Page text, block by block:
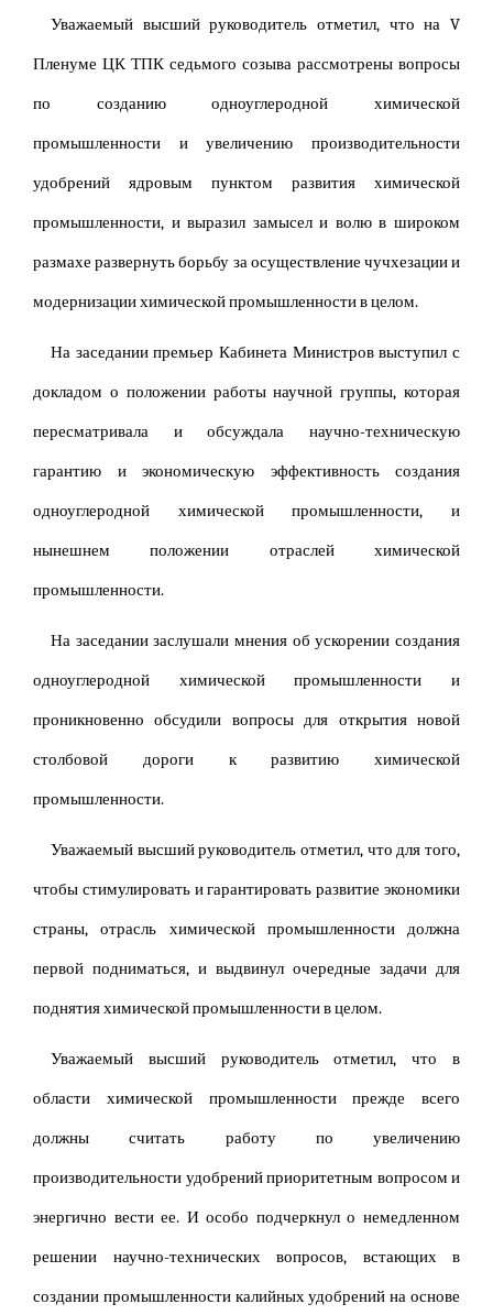
Уважаемый высший руководитель отметил, что на V
Пленуме ЦК ТПК седьмого созыва рассмотрены вопросы
по созданию одноуглеродной химической
промышленности и увеличению производительности
удобрений ядровым пунктом развития химической
промышленности, и выразил замысел и волю в широком
размахе развернуть борьбу за осуществление чучхезации и
модернизации химической промышленности в целом.
На заседании премьер Кабинета Министров выступил с
докладом о положении работы научной группы, которая
пересматривала и обсуждала научно-техническую
гарантию и экономическую эффективность создания
одноуглеродной химической промышленности, и
нынешнем положении отраслей химической
промышленности.
На заседании заслушали мнения об ускорении создания
одноуглеродной химической промышленности и
проникновенно обсудили вопросы для открытия новой
столбовой дороги к развитию химической
промышленности.
Уважаемый высший руководитель отметил, что для того,
чтобы стимулировать и гарантировать развитие экономики
страны, отрасль химической промышленности должна
первой подниматься, и выдвинул очередные задачи для
поднятия химической промышленности в целом.
Уважаемый высший руководитель отметил, что в
области химической промышленности прежде всего
должны считать работу по увеличению
производительности удобрений приоритетным вопросом и
энергично вести ее. И особо подчеркнул о немедленном
решении научно-технических вопросов, встающих в
создании промышленности калийных удобрений на основе